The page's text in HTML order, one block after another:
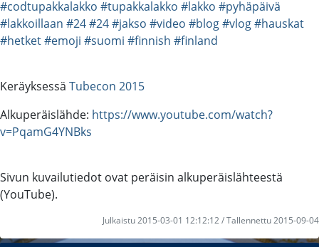
#codtupakkalakko #tupakkalakko #lakko #pyhäpäivä
#lakkoillaan #24#24#jakso #video #blog#vlog#hauskat
#hetket#emoji #suomi #finnish #finland
Keräyksessä Tubecon 2015
Alkuperäislähde: https://www.youtube.com/watch?
v=PqamG4YNBks
Sivun kuvailutiedot ovat peräisin alkuperäislähteestä
(YouTube).
Julkaistu 2015-03-01 12:12:12 / Tallennettu 2015-09-04